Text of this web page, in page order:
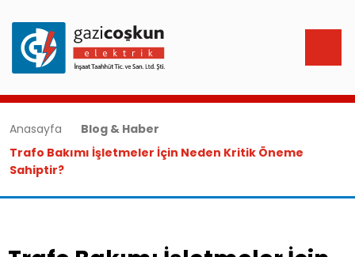
Anasayfa
Blog & Haber
Trafo Bakımı İşletmeler İçin Neden Kritik Öneme
Sahiptir?